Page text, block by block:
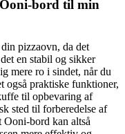
bord til min
pizzaovn, da det
en stabil og sikker
mere ro i sindet, når du
også praktiske funktioner,
til opbevaring af
sted til forberedelse af
Ooni-bord kan altså